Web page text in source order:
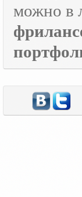
можно в